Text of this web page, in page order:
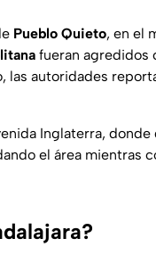
Pueblo Quieto, en el
fueran agredidos
las autoridades
Inglaterra, donde
el área mientras